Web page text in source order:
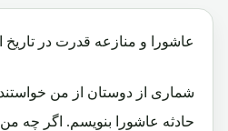
عاشورا و منازعه قدرت در تاریخ
شماری از دوستان از من
حادثه عاشورا بنویسم. اگر چه من